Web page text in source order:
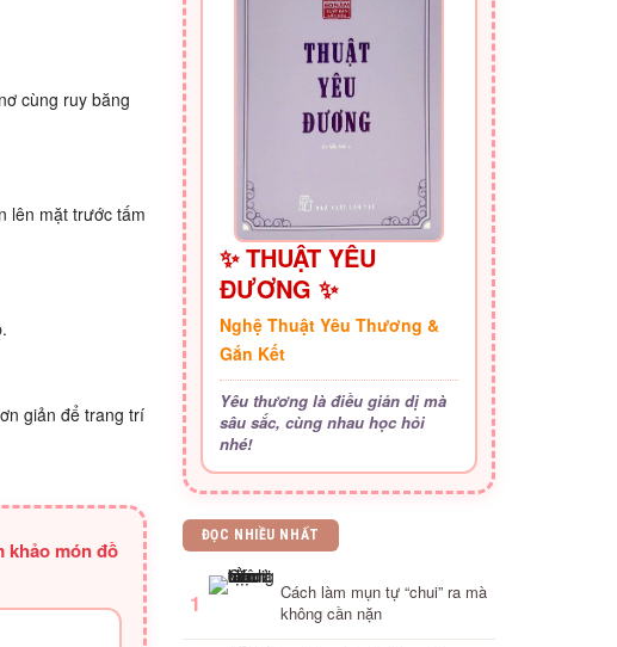
cùng ruy băng
lên mặt trước tấm
giản để trang trí
khảo món đồ
✨ THUẬT YÊU
ĐƯƠNG ✨
Nghệ Thuật Yêu Thương &
Gắn Kết
Yêu thương là điều giản dị mà
sâu sắc, cùng nhau học hỏi
nhé!
ĐỌC NHIỀU NHẤT
1
Cách làm mụn tự “chui” ra mà
không cần nặn